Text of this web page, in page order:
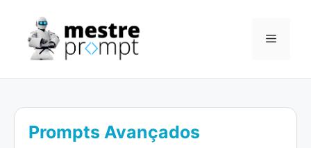
conteúdo
Menu
Prompts Avançados